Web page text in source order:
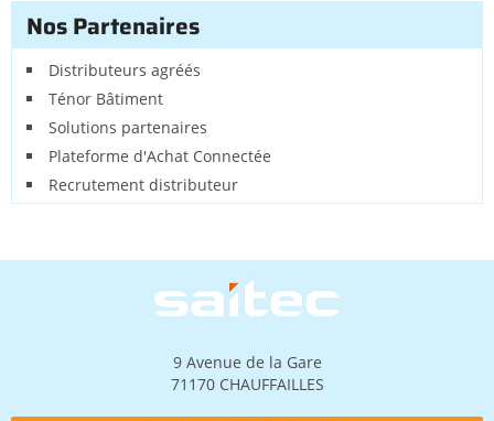
Nos Partenaires
Distributeurs agréés
Ténor Bâtiment
Solutions partenaires
Plateforme d'Achat Connectée
Recrutement distributeur
9 Avenue de la Gare
71170 CHAUFFAILLES